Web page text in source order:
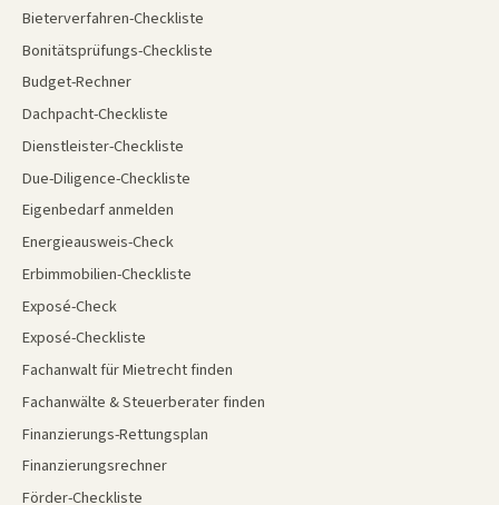
Bieterverfahren-Checkliste
Bonitätsprüfungs-Checkliste
Budget-Rechner
Dachpacht-Checkliste
Dienstleister-Checkliste
Due-Diligence-Checkliste
Eigenbedarf anmelden
Energieausweis-Check
Erbimmobilien-Checkliste
Exposé-Check
Exposé-Checkliste
Fachanwalt für Mietrecht finden
Fachanwälte & Steuerberater finden
Finanzierungs-Rettungsplan
Finanzierungsrechner
Förder-Checkliste